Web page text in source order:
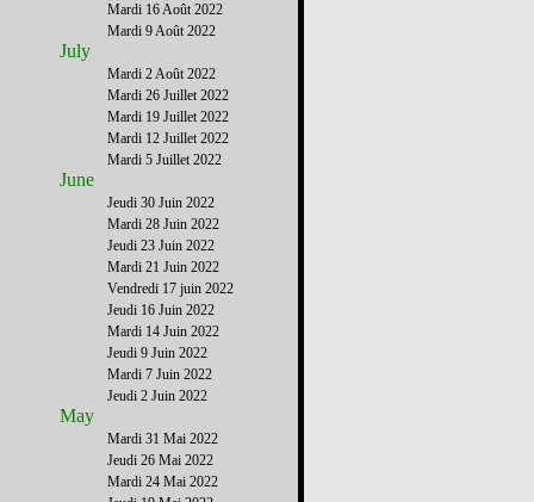
Mardi 16 Août 2022
Mardi 9 Août 2022
July
Mardi 2 Août 2022
Mardi 26 Juillet 2022
Mardi 19 Juillet 2022
Mardi 12 Juillet 2022
Mardi 5 Juillet 2022
June
Jeudi 30 Juin 2022
Mardi 28 Juin 2022
Jeudi 23 Juin 2022
Mardi 21 Juin 2022
Vendredi 17 juin 2022
Jeudi 16 Juin 2022
Mardi 14 Juin 2022
Jeudi 9 Juin 2022
Mardi 7 Juin 2022
Jeudi 2 Juin 2022
May
Mardi 31 Mai 2022
Jeudi 26 Mai 2022
Mardi 24 Mai 2022